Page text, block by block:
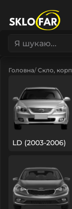
Головна Скло,
LD (2003-2006)